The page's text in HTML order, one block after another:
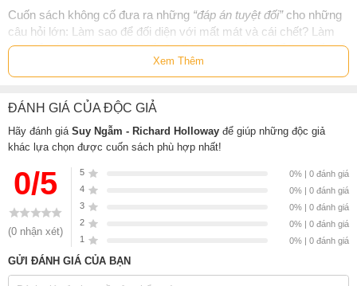
Cuốn sách không cố đưa ra những “đáp án tuyệt đối”cho những
câu hỏi lớn: Làm sao để đối diện với mất mát và cái chết? Làm
sao để sống một cuộc đời tốt đẹp? Và làm thế nào để tìm thấy vẻ
cách đối diện với sự bất định của đời sống bằng thái độ tỉnh táo,
nhân văn và chân thành với chính mình.
Thông qua hàng loạt suy tư ngắn gọn nhưng sắc sảo, cuốn sách
“Suy ngẫm”
bàn về:
Nỗi cô đơn tồn tại bên trong mỗi con người
Khát khao tìm kiếm ý nghĩa và mục đích sống
Sự mong manh của hạnh phúc
Vai trò của ký ức, tình yêu và lòng trắc ẩn
Xem Thêm
ĐÁNH GIÁ CỦA ĐỘC GIẢ
Hãy đánh giá Suy Ngẫm - Richard Holloway để giúp những độc giả
khác lựa chọn được cuốn sách phù hợp nhất!
0/5
(0 nhận xét)
5
0% | 0 đánh giá
4
0% | 0 đánh giá
3
0% | 0 đánh giá
2
0% | 0 đánh giá
1
0% | 0 đánh giá
GỬI ĐÁNH GIÁ CỦA BẠN